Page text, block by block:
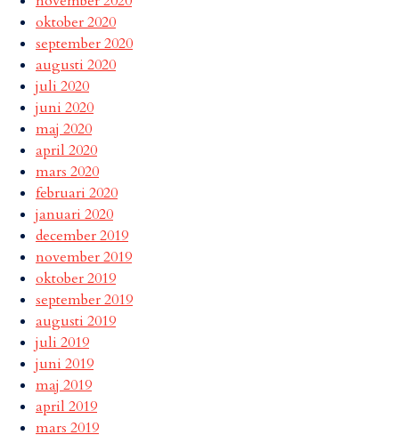
oktober 2020
september 2020
augusti 2020
juli 2020
juni 2020
maj 2020
april 2020
mars 2020
februari 2020
januari 2020
december 2019
november 2019
oktober 2019
september 2019
augusti 2019
juli 2019
juni 2019
maj 2019
april 2019
mars 2019